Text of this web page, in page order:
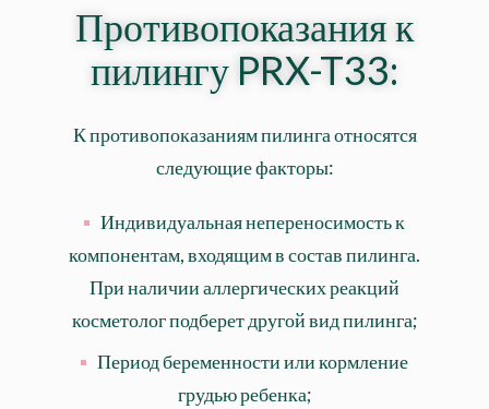
Противопоказания к
пилингу PRX-T33:
К противопоказаниям пилинга относятся
следующие факторы:
Индивидуальная непереносимость к
компонентам, входящим в состав пилинга.
При наличии аллергических реакций
косметолог подберет другой вид пилинга;
Период беременности или кормление
грудью ребенка;